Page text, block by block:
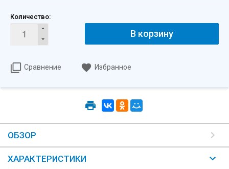
Количество:
В корзину
Сравнение Избранное
ОБЗОР
ХАРАКТЕРИСТИКИ